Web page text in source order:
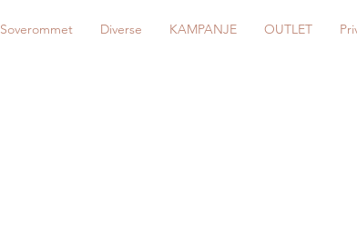
Soverommet Diverse KAMPANJE OUTLET